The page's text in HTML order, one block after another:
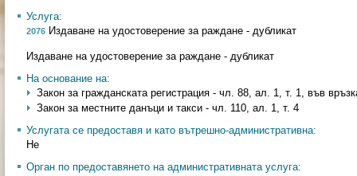
Услуга:
2076 Издаване на удостоверение за раждане - дубликат
Издаване на удостоверение за раждане - дубликат
На основание на:
Закон за гражданската регистрация - чл. 88, ал. 1, т. 1, във
Закон за местните данъци и такси - чл. 110, ал. 1, т. 4
Услугата се предоставя и като вътрешно-административна:
Не
Орган по предоставянето на административната услуга: